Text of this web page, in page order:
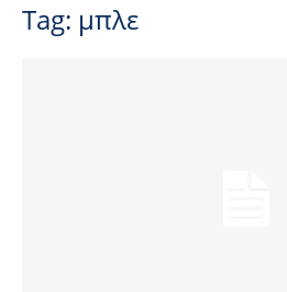
Tag: μπλε